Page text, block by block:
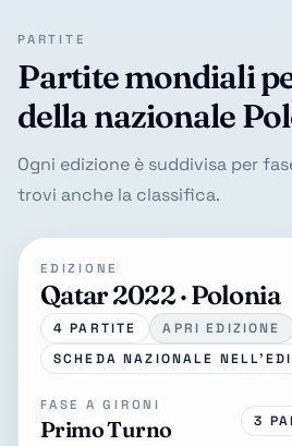
PARTITE
Partite mondiali
della nazionale
Ogni edizione è suddivisa per
trovi anche la classifica.
EDIZIONE
Qatar 2022 · Polonia
4 PARTITE
APRI EDIZIONE
SCHEDA NAZIONALE
FASE A GIRONI
Primo Turno 3